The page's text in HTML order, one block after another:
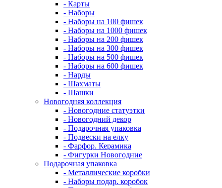
- Карты
- Наборы
- Наборы на 100 фишек
- Наборы на 1000 фишек
- Наборы на 200 фишек
- Наборы на 300 фишек
- Наборы на 500 фишек
- Наборы на 600 фишек
- Нарды
- Шахматы
- Шашки
Новогодняя коллекция
- Новогодние статуэтки
- Новогодний декор
- Подарочная упаковка
- Подвески на елку
- Фарфор. Керамика
- Фигурки Новогодние
Подарочная упаковка
- Металлические коробки
- Наборы подар. коробок